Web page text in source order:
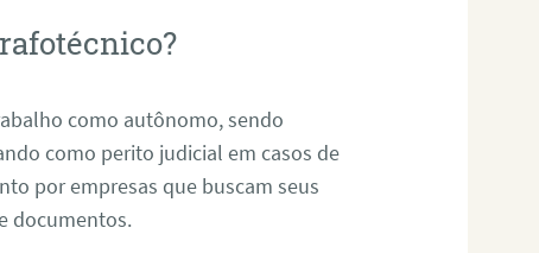
como autônomo, sendo
como perito judicial em casos de
por empresas que buscam seus
documentos.